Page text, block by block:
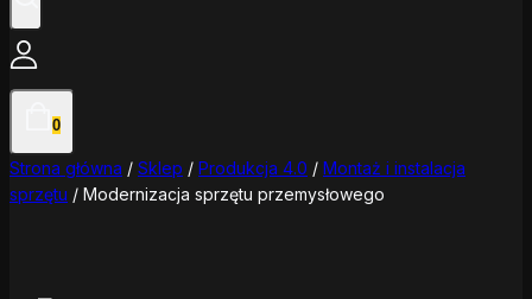
0
Strona główna / Sklep / Produkcja 4.0 / Montaż i instalacja
sprzętu / Modernizacja sprzętu przemysłowego